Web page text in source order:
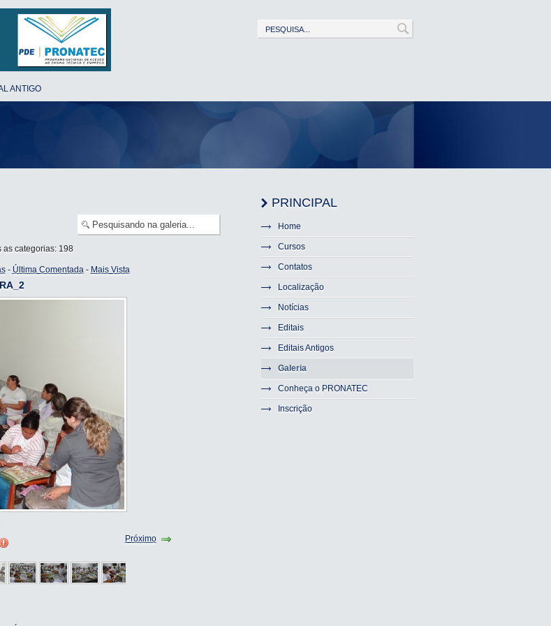
ANTIGO
PRINCIPAL
Home
Cursos
Contatos
Localização
Notícias
Editais
Editais Antigos
Galeria
Conheça o PRONATEC
Inscrição
as categorias: 198
- Última Comentada- Mais Vista
Próximo